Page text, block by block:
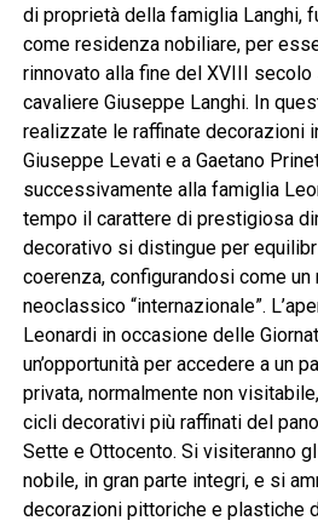
di proprietà della famiglia Langhi,
come residenza nobiliare, per
rinnovato alla fine del XVIII
cavaliere Giuseppe Langhi. In
realizzate le raffinate decorazioni
Giuseppe Levati e a Gaetano
successivamente alla famiglia
tempo il carattere di prestigiosa
decorativo si distingue per
coerenza, configurandosi come
neoclassico “internazionale”.
Leonardi in occasione delle
un’opportunità per accedere a un
privata, normalmente non
cicli decorativi più raffinati del
Sette e Ottocento. Si visiteranno
nobile, in gran parte integri, e si
decorazioni pittoriche e plastiche